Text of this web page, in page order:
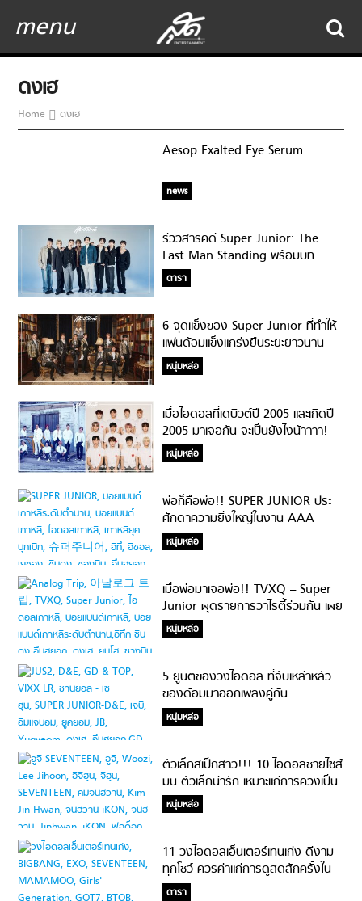
menu
ดงเฮ
Home ดงเฮ
Aesop Exalted Eye Serum
news
รีวิวสารคดี Super Junior: The
Last Man Standing พร้อมบท
สัมภาษณ์สุดพิเศษ Super Junior !!!
ดารา
6 จุดแข็งของ Super Junior ที่ทำให้
แฟนด้อมแข็งแกร่งยืนระยะยาวนาน
เกือบ 16 ปี!
หนุ่มหล่อ
เมื่อไอดอลที่เดบิวต์ปี 2005 และเกิดปี
2005 มาเจอกัน จะเป็นยังไงน้าาาา!
หนุ่มหล่อ
พ่อก็คือพ่อ!! SUPER JUNIOR ประ
ศักดาความยิ่งใหญ่ในงาน AAA
2019 : 14 ปีที่ยังยืนหยัดอยู่ในวงการ
หนุ่มหล่อ
เมื่อพ่อมาเจอพ่อ!! TVXQ – Super
Junior ผุดรายการวาไรตี้ร่วมกัน เผย
มิตรภาพอันยาวนาน งานนี้การัน
ตีความฮา!
หนุ่มหล่อ
5 ยูนิตของวงไอดอล ที่จับเหล่าหลัว
ของด้อมมาออกเพลงคู่กัน
หนุ่มหล่อ
ตัวเล็กสเป็กสาว!!! 10 ไอดอลชายไซส์
มินิ ตัวเล็กน่ารัก เหมาะแก่การควงเป็น
แฟน
หนุ่มหล่อ
11 วงไอดอลเอ็นเตอร์เทนเก่ง ดีงาม
ทุกโชว์ ควรค่าแก่การดูสดสักครั้งใน
ชีวิต
ดารา